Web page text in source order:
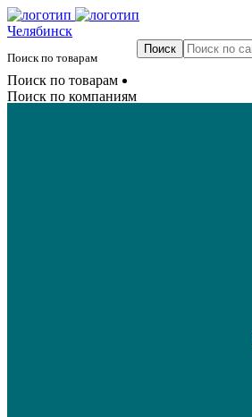
Челябинск
Поиск по товарам
Поиск по товарам
Поиск по компаниям